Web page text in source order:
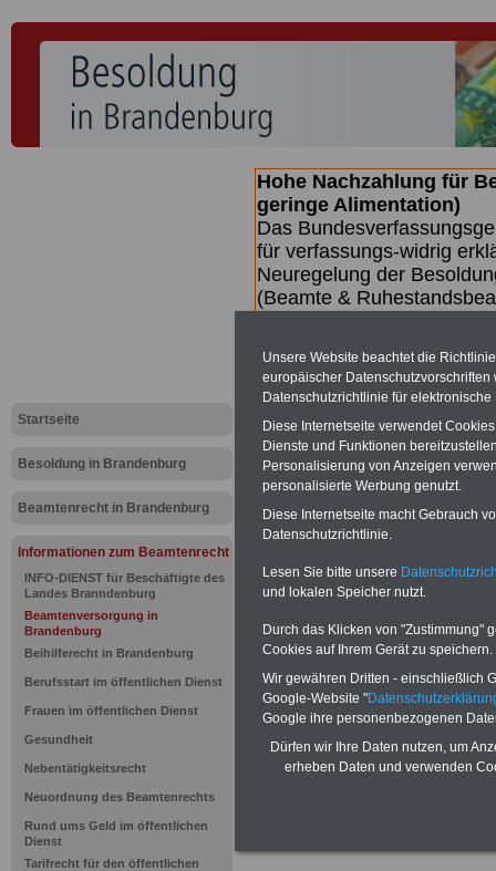
Startseite
Besoldung in Brandenburg
Beamtenrecht in Brandenburg
Informationen zum Beamtenrecht
INFO-DIENST für Beschäftigte des
Landes Branndenburg
Beamtenversorgung in
Brandenburg
Beihilferecht in Brandenburg
Berufsstart im öffentlichen Dienst
Frauen im öffentlichen Dienst
Gesundheit
Nebentätigkeitsrecht
Neuordnung des Beamtenrechts
Rund ums Geld im öffentlichen
Dienst
Tarifrecht für den öffentlichen
Hohe Nachzahlung für
geringe Alimentation)
Das
für verfassungs-widrig
Neuregelung der
(Beamte &
SERVICE gibt hierzu
dem Beschluss des
Broschüre.
und
PDF-SERVICE: Zehn
und Beamtezum Komplettpreis von
Unsere Website beachtet die
europäischer
Datenschutzrichtlinie für
Diese Internetseite verwendet
Dienste und Funktionen
Personalisierung von Anzeigen
personalisierte Werbung genutzt.
Diese Internetseite macht Gebrauch
Datenschutzrichtlinie.
Lesen Sie bitte unsere
und lokalen Speicher nutzt.
Durch das Klicken von "Zustimmung"
Cookies auf Ihrem Gerät zu speichern.
Wir gewähren Dritten - einschließlich
Google-Website "
Google ihre personenbezogenen
Dürfen wir Ihre Daten nutzen, um
erheben Daten und verwenden